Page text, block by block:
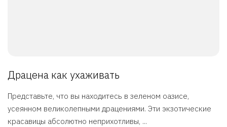
Драцена как ухаживать
Представьте, что вы находитесь в зеленом оазисе,
усеянном великолепными драцениями. Эти экзотические
красавицы абсолютно неприхотливы, ...